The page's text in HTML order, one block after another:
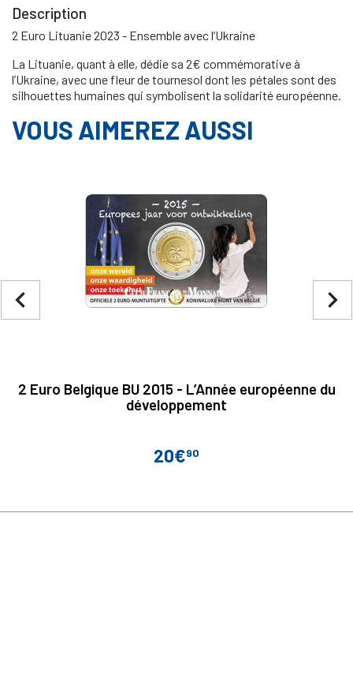
Description
2 Euro Lituanie 2023 - Ensemble avec l’Ukraine
La Lituanie, quant à elle, dédie sa 2€ commémorative à
l’Ukraine, avec une fleur de tournesol dont les pétales sont des
silhouettes humaines qui symbolisent la solidarité européenne.
VOUS AIMEREZ AUSSI
2 Euro Belgique BU 2015 - L’Année européenne du
développement
Prix
20€90
navigate_next
navigate_before